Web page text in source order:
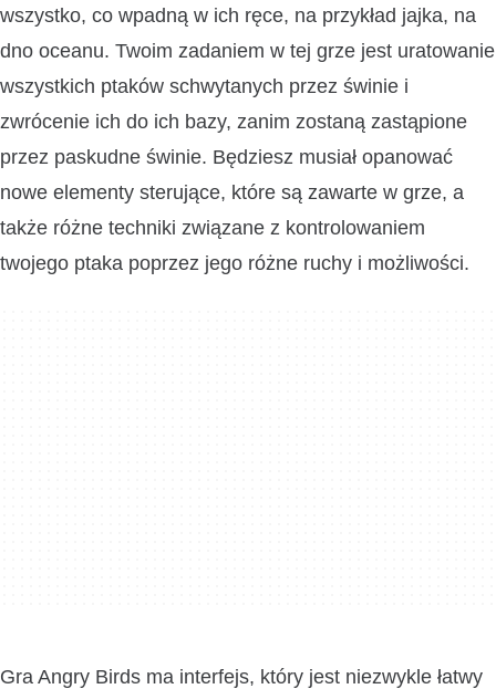
wszystko, co wpadną w ich ręce, na przykład jajka, na
dno oceanu. Twoim zadaniem w tej grze jest uratowanie
wszystkich ptaków schwytanych przez świnie i
zwrócenie ich do ich bazy, zanim zostaną zastąpione
przez paskudne świnie. Będziesz musiał opanować
nowe elementy sterujące, które są zawarte w grze, a
także różne techniki związane z kontrolowaniem
twojego ptaka poprzez jego różne ruchy i możliwości.
Gra Angry Birds ma interfejs, który jest niezwykle łatwy